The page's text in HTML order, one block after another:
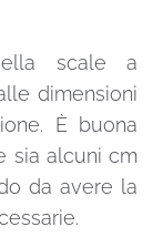
scale a
dimensioni
È buona
sia alcuni cm
da avere la